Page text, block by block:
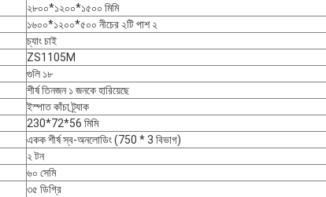
২৮০০*১২০০*১৫০০ মিমি
১৬০০*১২০০*৫০০ নীচের ২টি পাশ ২
চ্যাং চাই
ZS1105M
গুলি ১৮
শীর্ষ তিনজন ১ জনকে হারিয়েছে
ইস্পাত কাঁচা ট্র্যাক
230*72*56 মিমি
একক শীর্ষ স্ব-অনলোডিং (750 * 3 বিভাগ)
২ টন
৬০ সেমি
৩৫ ডিগ্রি